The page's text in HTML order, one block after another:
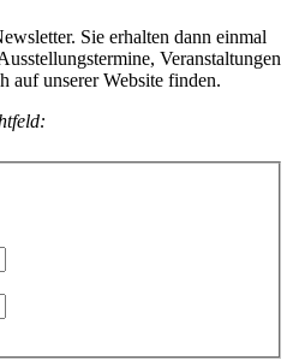
Sie erhalten dann einmal
Veranstaltungen
auf unserer Website finden.